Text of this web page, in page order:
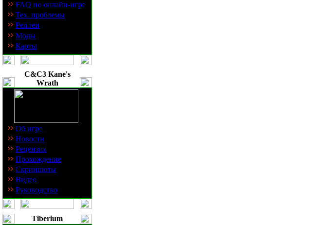
FAQ по онлайн-игре
Тех. проблемы
Реплеи
Моды
Карты
C&C3 Kane's
Wrath
Об игре
Новости
Рецензия
Прохождение
Скриншоты
Видео
Руководство
Tiberium